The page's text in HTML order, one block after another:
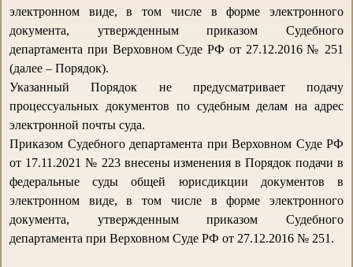
электронном виде, в том числе в форме электронного
документа, утвержденным приказом Судебного
департамента при Верховном Суде РФ от 27.12.2016 № 251
(далее – Порядок).
Указанный Порядок не предусматривает подачу
процессуальных документов по судебным делам на адрес
электронной почты суда.
Приказом Судебного департамента при Верховном Суде РФ
от 17.11.2021 № 223 внесены изменения в Порядок подачи в
федеральные суды общей юрисдикции документов в
электронном виде, в том числе в форме электронного
документа, утвержденным приказом Судебного
департамента при Верховном Суде РФ от 27.12.2016 № 251.